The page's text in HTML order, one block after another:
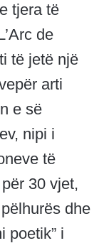
tjera të
de
të jetë një
arti
e së
nipi i
të
30 vjet,
dhe
poetik” i